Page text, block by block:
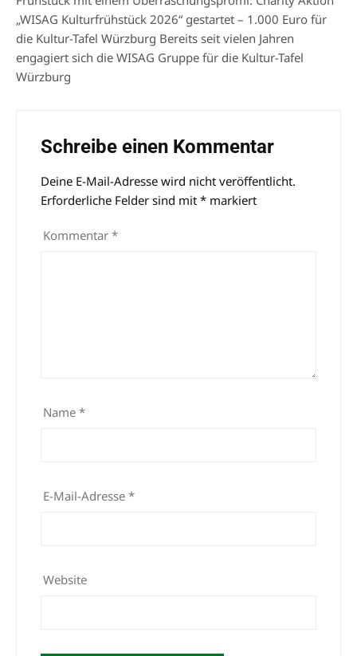
„WISAG Kulturfrühstück 2026“ gestartet – 1.000 Euro für
die Kultur-Tafel Würzburg Bereits seit vielen Jahren
engagiert sich die WISAG Gruppe für die Kultur-Tafel
Würzburg
Schreibe einen Kommentar
Deine E-Mail-Adresse wird nicht veröffentlicht.
Erforderliche Felder sind mit * markiert
Kommentar *
Name *
E-Mail-Adresse *
Website
Alternative: